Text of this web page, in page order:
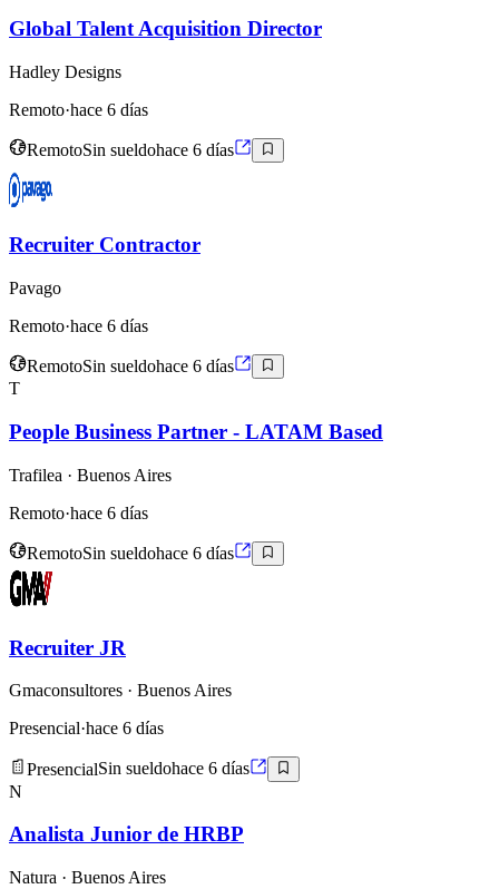
Global Talent Acquisition Director
Hadley Designs
Remoto·hace 6 días
RemotoSin sueldohace 6 días
Recruiter Contractor
Pavago
Remoto·hace 6 días
RemotoSin sueldohace 6 días
T
People Business Partner - LATAM Based
Trafilea · Buenos Aires
Remoto·hace 6 días
RemotoSin sueldohace 6 días
Recruiter JR
Gmaconsultores · Buenos Aires
Presencial·hace 6 días
PresencialSin sueldohace 6 días
N
Analista Junior de HRBP
Natura · Buenos Aires